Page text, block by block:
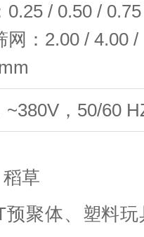
0.25 / 0.50 /
： 2.00 / 4.00
~380V ， 50/60
草
预聚体、塑料